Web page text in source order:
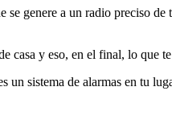
genere a un radio preciso
casa y eso, en el final, lo que
un sistema de alarmas en tu